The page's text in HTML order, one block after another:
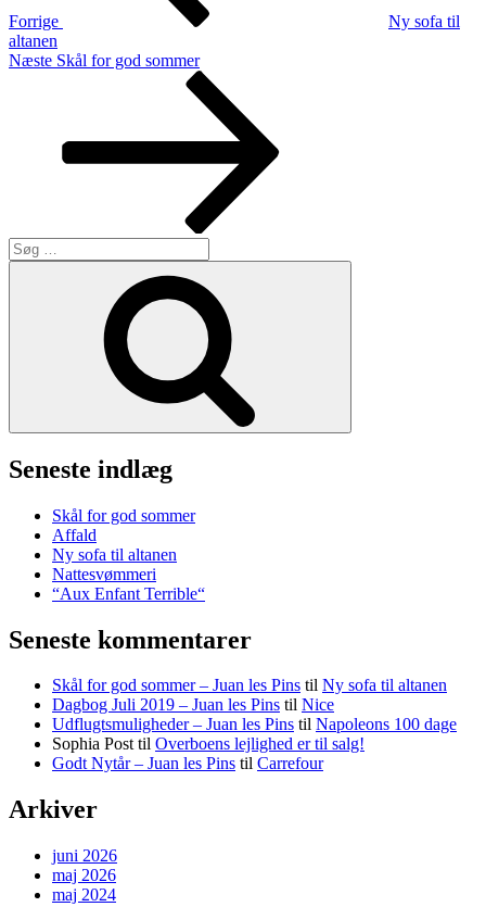
Forrige
Ny sofa til
altanen
Næste
Næste Skål for god sommer
Søg
efter:
Seneste indlæg
Skål for god sommer
Affald
Ny sofa til altanen
Nattesvømmeri
“Aux Enfant Terrible“
Seneste kommentarer
Skål for god sommer – Juan les Pins til Ny sofa til altanen
Dagbog Juli 2019 – Juan les Pins til Nice
Udflugtsmuligheder – Juan les Pins til Napoleons 100 dage
Sophia Posttil Overboens lejlighed er til salg!
Godt Nytår – Juan les Pins til Carrefour
Arkiver
juni 2026
maj 2026
maj 2024